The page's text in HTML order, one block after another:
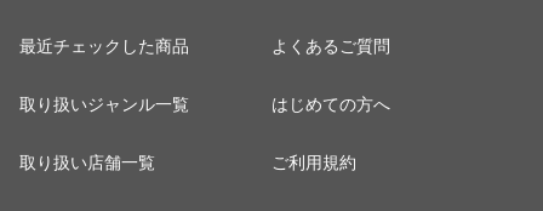
最近チェックした商品
取り扱いジャンル一覧
取り扱い店舗一覧
よくあるご質問
はじめての方へ
ご利用規約